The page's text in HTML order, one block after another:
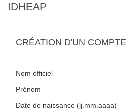
IDHEAP
CRÉATION D'UN COMPTE
Nom officiel
Prénom
Date de naissance (jj.mm.aaaa)